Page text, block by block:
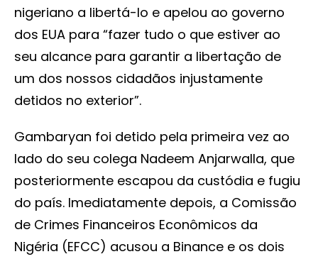
nigeriano a libertá-lo e apelou ao governo
dos EUA para “fazer tudo o que estiver ao
seu alcance para garantir a libertação de
um dos nossos cidadãos injustamente
detidos no exterior”.
Gambaryan foi detido pela primeira vez ao
lado do seu colega Nadeem Anjarwalla, que
posteriormente escapou da custódia e fugiu
do país. Imediatamente depois, a Comissão
de Crimes Financeiros Econômicos da
Nigéria (EFCC) acusou a Binance e os dois